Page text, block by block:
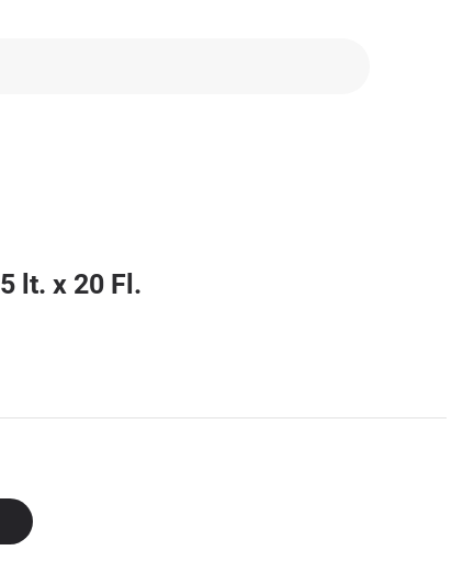
lt. x 20 Fl.